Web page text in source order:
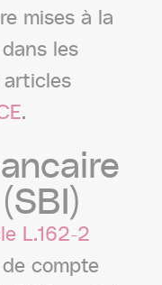
mises à la
les
.
(SBI)
L.162-2
compte